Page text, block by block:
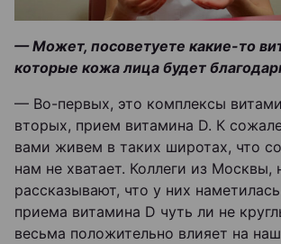
— Может, посоветуете какие-то
которые кожа лица будет
— Во-первых, это комплексы
вторых, прием витамина D. К
вами живем в таких широтах, что
нам не хватает. Коллеги из Москвы,
рассказывают, что у них
приема витамина D чуть ли не
весьма положительно влияет на